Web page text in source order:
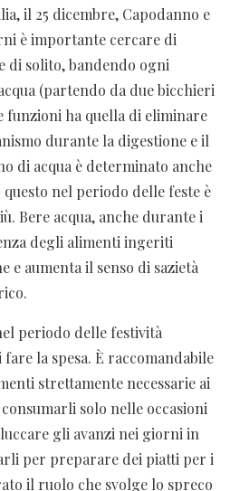
il 25 dicembre, Capodanno e
è importante cercare di
di solito, bandendo ogni
(partendo da due bicchieri
funzioni ha quella di eliminare
durante la digestione e il
di acqua è determinato anche
nel periodo delle feste è
Bere acqua, anche durante i
degli alimenti ingeriti
e aumenta il senso di sazietà
periodo delle festività
la spesa. È raccomandabile
strettamente necessarie ai
solo nelle occasioni
gli avanzi nei giorni in
per preparare dei piatti per i
il ruolo che svolge lo spreco